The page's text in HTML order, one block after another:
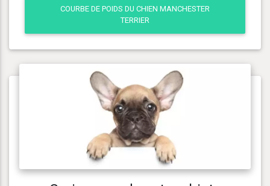
COURBE DE POIDS DU CHIEN MANCHESTER
TERRIER